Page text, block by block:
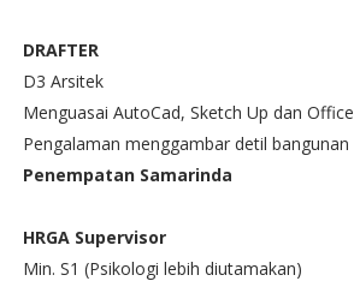
DRAFTER
D3 Arsitek
Menguasai AutoCad, Sketch Up dan Office
Pengalaman menggambar detil bangunan
Penempatan Samarinda
HRGA Supervisor
Min. S1 (Psikologi lebih diutamakan)